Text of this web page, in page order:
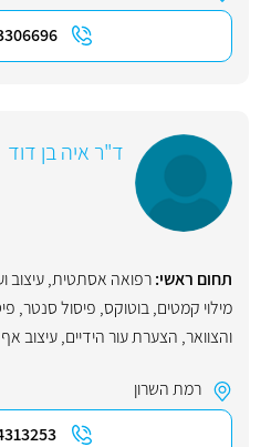
ד"ר איה בן דוד
תחום ראשי:רפואה אסתטית,עיצוב
מילוי קמטים,בוטוקס, פיסול סנטר,
והצוואר, הצערת עור הידיים,עיצוב אף
רמת השרון